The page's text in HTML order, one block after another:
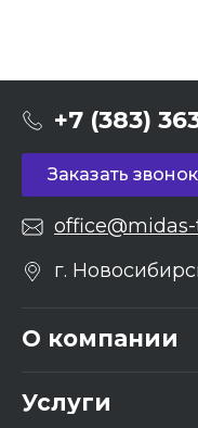
+7 (383)
Заказать звонок
г.
О компании
Услуги